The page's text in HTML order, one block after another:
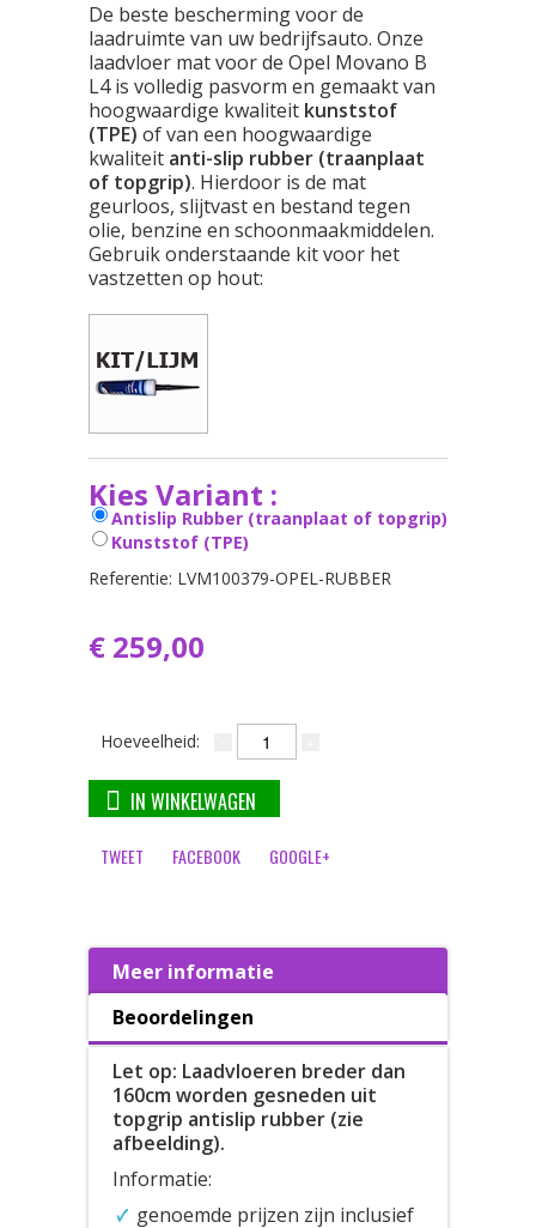
De beste bescherming voor de
laadruimte van uw bedrijfsauto. Onze
laadvloer mat voor de Opel Movano B
L4 is volledig pasvorm en gemaakt van
hoogwaardige kwaliteit kunststof
(TPE) of van een hoogwaardige
kwaliteit anti-slip rubber (traanplaat
of topgrip). Hierdoor is de mat
geurloos, slijtvast en bestand tegen
olie, benzine en schoonmaakmiddelen.
Gebruik onderstaande kit voor het
vastzetten op hout:
Kies Variant :
Antislip Rubber (traanplaat of topgrip)
Kunststof (TPE)
Referentie: LVM100379-OPEL-RUBBER
€ 259,00
Hoeveelheid:
IN WINKELWAGEN
TWEET FACEBOOK GOOGLE+
Meer informatie
Beoordelingen
Let op: Laadvloeren breder dan
160cm worden gesneden uit
topgrip antislip rubber (zie
afbeelding).
Informatie:
genoemde prijzen zijn inclusief